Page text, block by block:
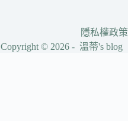
隱私權政策
Copyright © 2026 - 溫蒂's blog